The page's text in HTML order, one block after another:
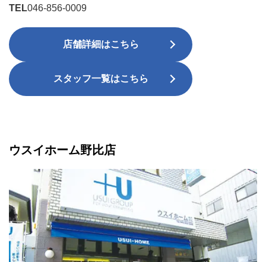
TEL046-856-0009
店舗詳細はこちら
スタッフ一覧はこちら
ウスイホーム野比店